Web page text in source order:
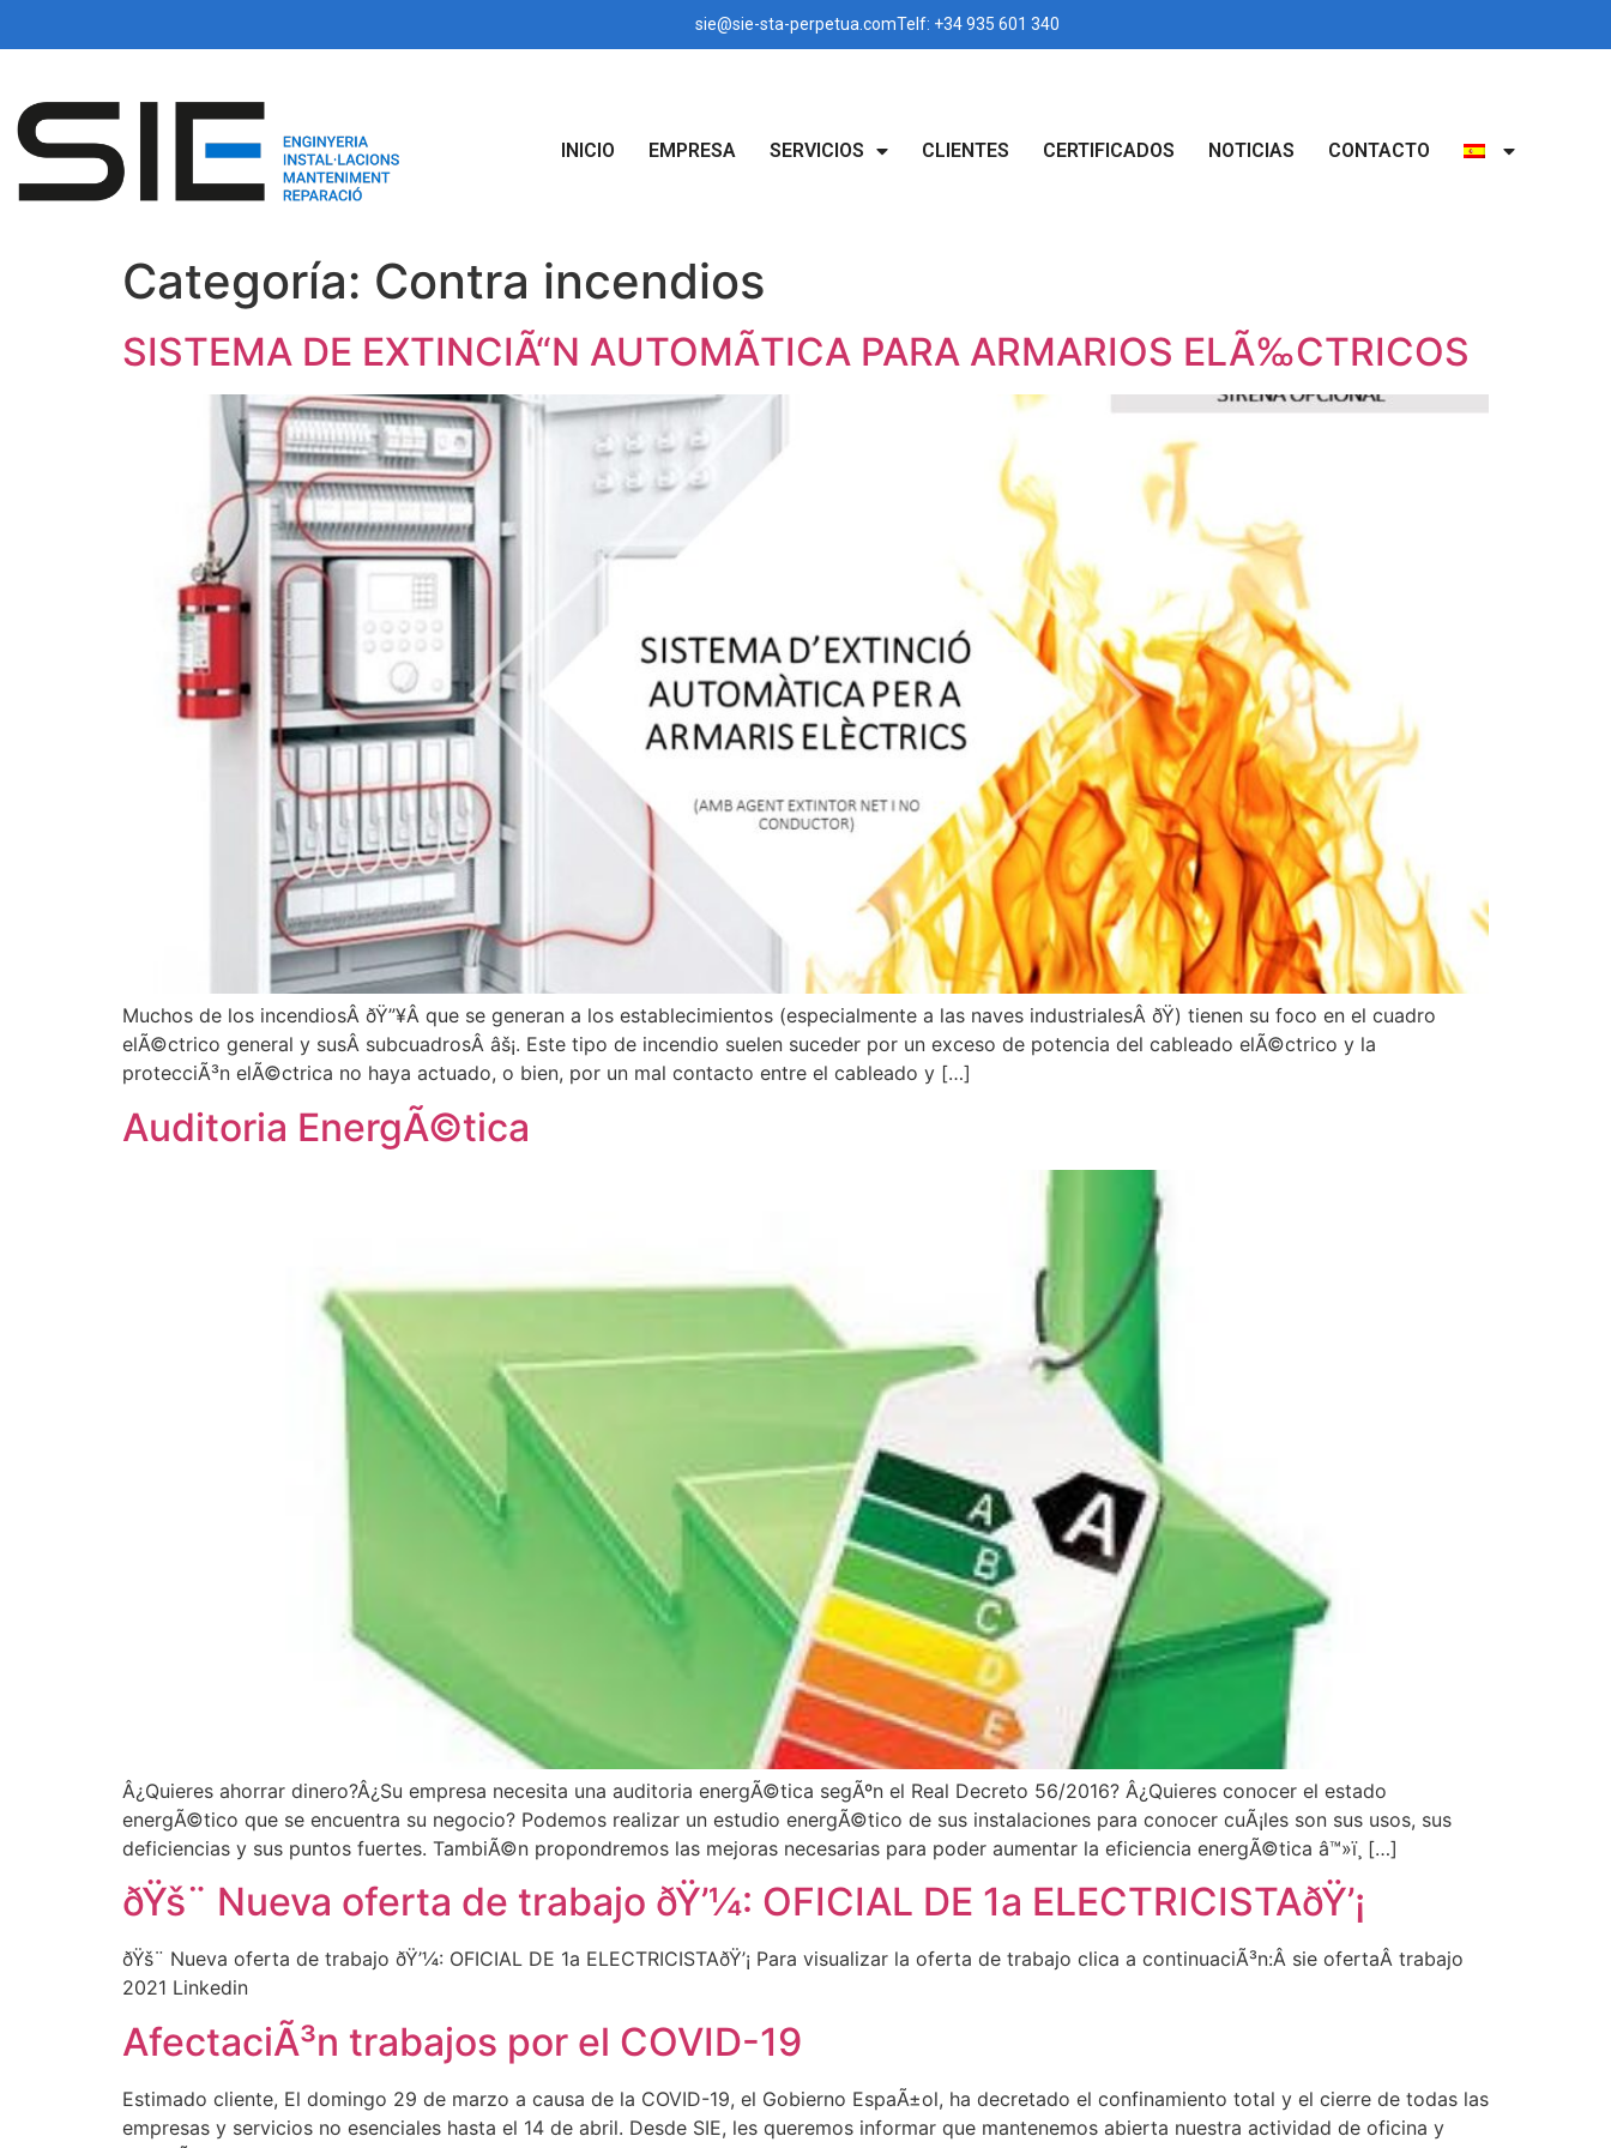
sie@sie-sta-perpetua.comTelf: +34 935 601 340
INICIO EMPRESA SERVICIOS CLIENTES CERTIFICADOS NOTICIAS CONTACTO
Categoría: Contra incendios
SISTEMA DE EXTINCIÃ“N AUTOMÃTICA PARA ARMARIOS ELÃ‰CTRICOS
Muchos de los incendiosÂ ðŸ”¥Â que se generan a los establecimientos (especialmente a las naves industrialesÂ ðŸ­) tienen su foco en el cuadro
elÃ©ctrico general y susÂ subcuadrosÂ âš¡. Este tipo de incendio suelen suceder por un exceso de potencia del cableado elÃ©ctrico y la
protecciÃ³n elÃ©ctrica no haya actuado, o bien, por un mal contacto entre el cableado y […]
Auditoria EnergÃ©tica
Â¿Quieres ahorrar dinero?Â¿Su empresa necesita una auditoria energÃ©tica segÃºn el Real Decreto 56/2016? Â¿Quieres conocer el estado
energÃ©tico que se encuentra su negocio? Podemos realizar un estudio energÃ©tico de sus instalaciones para conocer cuÃ¡les son sus usos, sus
deficiencias y sus puntos fuertes. TambiÃ©n propondremos las mejoras necesarias para poder aumentar la eficiencia energÃ©tica â™»ï¸ […]
ðŸš¨ Nueva oferta de trabajo ðŸ’¼: OFICIAL DE 1a ELECTRICISTAðŸ’¡
ðŸš¨ Nueva oferta de trabajo ðŸ’¼: OFICIAL DE 1a ELECTRICISTAðŸ’¡ Para visualizar la oferta de trabajo clica a continuaciÃ³n:Â sie ofertaÂ trabajo
2021 Linkedin
AfectaciÃ³n trabajos por el COVID-19
Estimado cliente, El domingo 29 de marzo a causa de la COVID-19, el Gobierno EspaÃ±ol, ha decretado el confinamiento total y el cierre de todas las
empresas y servicios no esenciales hasta el 14 de abril. Desde SIE, les queremos informar que mantenemos abierta nuestra actividad de oficina y